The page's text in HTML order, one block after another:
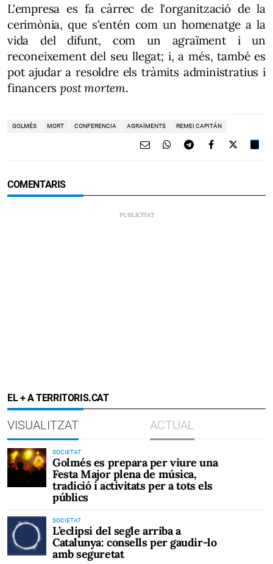
L'empresa es fa càrrec de l'organització de la
cerimònia, que s'entén com un homenatge a la
vida del difunt, com un agraïment i un
reconeixement del seu llegat; i, a més, també es
pot ajudar a resoldre els tràmits administratius i
financerspost mortem.
GOLMÉS MORT CONFERENCIA AGRAÏMENTS REMEI CAPITÁN
COMENTARIS
EL + A TERRITORIS.CAT
VISUALITZAT ACTUAL
SOCIETAT
Golmés es prepara per viure una
Festa Major plena de música,
tradició i activitats per a tots els
públics
SOCIETAT
L’eclipsi del segle arriba a
Catalunya: consells per gaudir-lo
amb seguretat